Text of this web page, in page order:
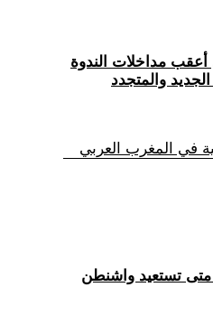
أعقب مداخلات الندوة
والمتجدد
في المغرب العربي
متى تستعيد واشنطن